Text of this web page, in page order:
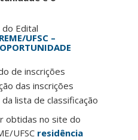
Edital
UFSC –
de inscrições
das inscrições
lista de classificação
obtidas no site do
UFSC residência